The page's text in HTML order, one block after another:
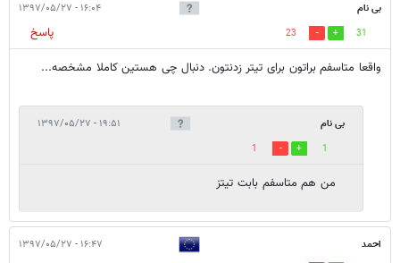
بی نام ۱۶:۰۴ - ۱۳۹۷/۰۵/۲۷
31
23
پاسخ
واقعا متاسفم براتون برای تیتر زدنتون. دنبال چی هستین کاملا مشخصه...
بی نام ۱۹:۵۱ - ۱۳۹۷/۰۵/۲۷
1
1
من هم متاسفم بابت تیتز
احمد ۱۶:۴۷ - ۱۳۹۷/۰۵/۲۷